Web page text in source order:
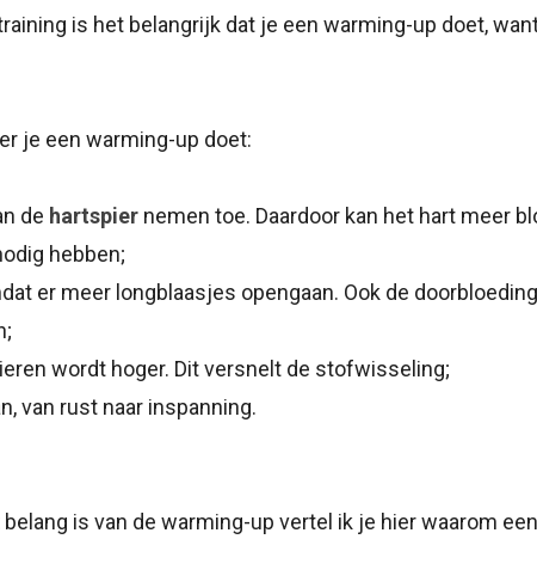
is het belangrijk dat je een warming-up doet,
je een warming-up doet:
de hartspier nemen toe. Daardoor kan het hart meer
hebben;
er meer longblaasjes opengaan. Ook de
wordt hoger. Dit versnelt de stofwisseling;
van rust naar inspanning.
is van de warming-up vertel ik je hier waarom